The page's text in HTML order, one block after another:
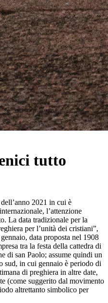
tutto
2021 in cui è
l’attenzione
La data tradizionale per la
per l’unità dei cristiani”,
data proposta nel 1908
tra la festa della cattedra di
di san Paolo; assume quindi un
sud, in cui gennaio è periodo di
di preghiera in altre date,
(come suggerito dal movimento
altrettanto simbolico per